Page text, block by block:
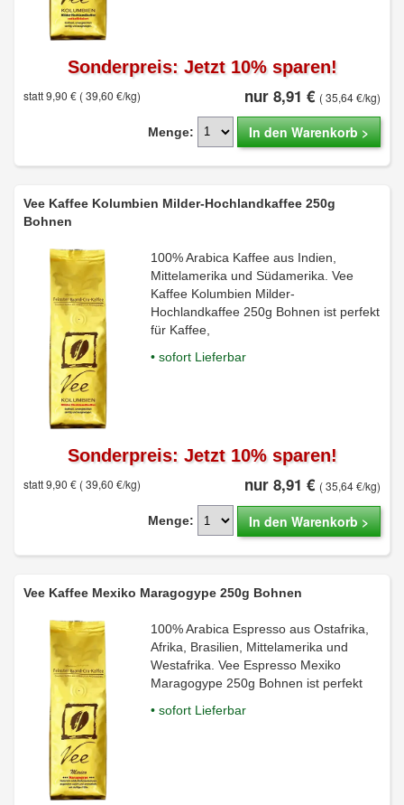
Sonderpreis: Jetzt 10% sparen!
statt 9,90 € ( 39,60 €/kg) nur 8,91 € ( 35,64 €/kg)
Menge: In den Warenkorb >
Vee Kaffee Kolumbien Milder-Hochlandkaffee 250g
Bohnen
100% Arabica Kaffee aus Indien,
Mittelamerika und Südamerika. Vee
Kaffee Kolumbien Milder-
Hochlandkaffee 250g Bohnen ist perfekt
für Kaffee,
• sofort Lieferbar
Sonderpreis: Jetzt 10% sparen!
statt 9,90 € ( 39,60 €/kg) nur 8,91 € ( 35,64 €/kg)
Menge: In den Warenkorb >
Vee Kaffee Mexiko Maragogype 250g Bohnen
100% Arabica Espresso aus Ostafrika,
Afrika, Brasilien, Mittelamerika und
Westafrika. Vee Espresso Mexiko
Maragogype 250g Bohnen ist perfekt
• sofort Lieferbar